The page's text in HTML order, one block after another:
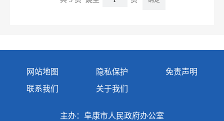
网站地图 隐私保护
免责声明
联系我们
关于我们
主办：阜康市人民政府办公室